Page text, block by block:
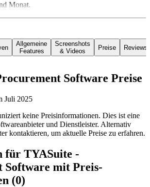
Monat.
Allgemeine
Features
Screenshots
& Videos
Preise Reviews
Software Preise
Juli 2025
keine Preisinformationen. Dies ist eine
und Dienstleister. Alternativ
kontaktieren, um aktuelle Preise zu erfahren.
für TYASuite -
Software mit Preis-
(0)